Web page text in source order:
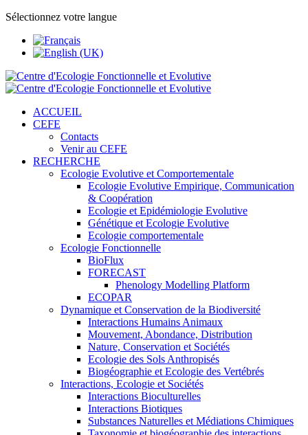
Sélectionnez votre langue
ACCUEIL
CEFE
Contacts
Venir au CEFE
RECHERCHE
Ecologie Evolutive et Comportementale
Ecologie Evolutive Empirique, Communication
& Coopération
Ecologie et Epidémiologie Evolutive
Génétique et Ecologie Evolutive
Ecologie comportementale
Ecologie Fonctionnelle
BioFlux
FORECAST
Phenology Modelling Platform
ECOPAR
Dynamique et Conservation de la Biodiversité
Interactions Humains Animaux
Mouvement, Abondance, Distribution
Nature, Conservation et Sociétés
Ecologie des Sols Anthropisés
Biogéographie et Ecologie des Vertébrés
Interactions, Ecologie et Sociétés
Interactions Bioculturelles
Interactions Biotiques
Substances Naturelles et Médiations Chimiques